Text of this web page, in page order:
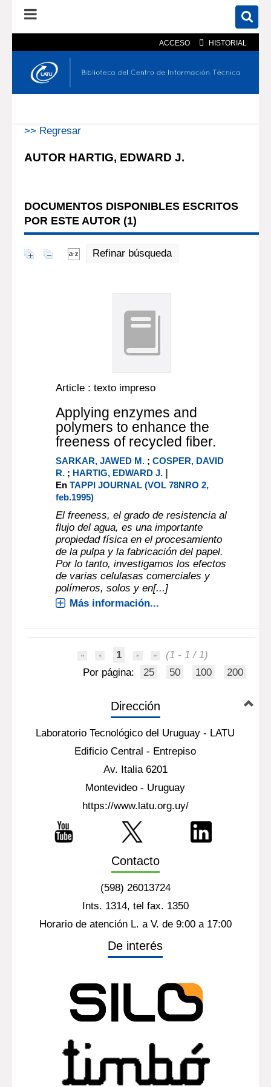
ACCESO HISTORIAL
En el catálogo En el sitio
>> Regresar
AUTOR HARTIG, EDWARD J.
DOCUMENTOS DISPONIBLES ESCRITOS
POR ESTE AUTOR (1)
Refinar búsqueda
Article : texto impreso
Applying enzymes and
polymers to enhance the
freeness of recycled fiber.
SARKAR, JAWED M. ;COSPER, DAVID
R. ; HARTIG, EDWARD J. |
EnTAPPI JOURNAL (VOL 78NRO 2,
feb.1995)
El freeness, el grado de resistencia al
flujo del agua, es una importante
propiedad física en el procesamiento
de la pulpa y la fabricación del papel.
Por lo tanto, investigamos los efectos
de varias celulasas comerciales y
polímeros, solos y en[...]
Más información...
1
(1 - 1 / 1)
Por página:
25 50 100 200
Dirección
Laboratorio Tecnológico del Uruguay - LATU
Edificio Central - Entrepiso
Av. Italia 6201
Montevideo - Uruguay
https://www.latu.org.uy/
Contacto
(598) 26013724
Ints. 1314, tel fax. 1350
Horario de atención L. a V. de 9:00 a 17:00
De interés